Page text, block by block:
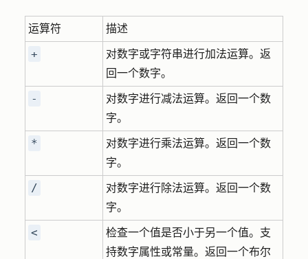
运算符 描述
+
对数字或字符串进行加法运算。返
回一个数字。
-
对数字进行减法运算。返回一个数
字。
*
对数字进行乘法运算。返回一个数
字。
/
对数字进行除法运算。返回一个数
字。
<
检查一个值是否小于另一个值。支
持数字属性或常量。返回一个布尔